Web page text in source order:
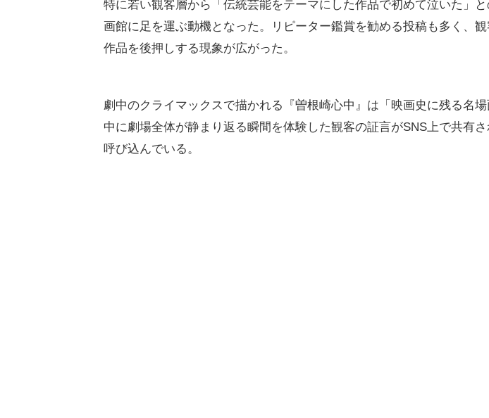
特に若い観客層から「伝統芸能をテーマにした作品で初めて泣いた」
画館に足を運ぶ動機となった。リピーター鑑賞を勧める投稿も多く、
作品を後押しする現象が広がった。
劇中のクライマックスで描かれる『曽根崎心中』は「映画史に残る名
中に劇場全体が静まり返る瞬間を体験した観客の証言がSNS上で共有
呼び込んでいる。